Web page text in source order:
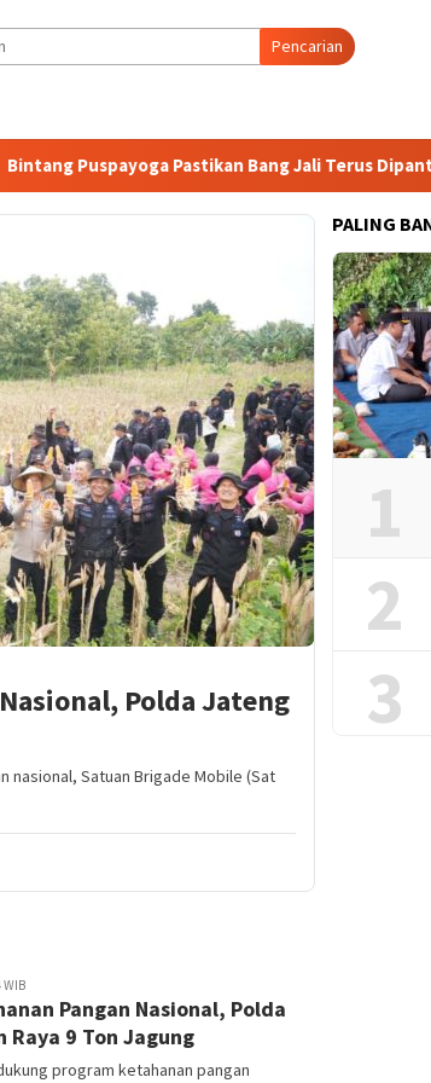
Pencarian
Puspayoga Pastikan Bang Jali Terus Dipantau,
Polda Jateng
nasional, Satuan Brigade Mobile (Sat
WIB
Pangan Nasional, Polda
Raya 9 Ton Jagung
program ketahanan pangan
PALING
1
2
3